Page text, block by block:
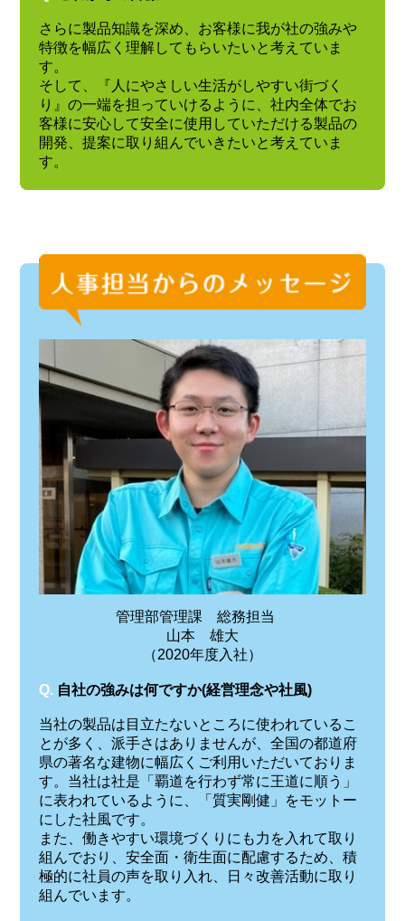
さらに製品知識を深め、お客様に我が社の強みや
特徴を幅広く理解してもらいたいと考えていま
す。
そして、『人にやさしい生活がしやすい街づく
り』の一端を担っていけるように、社内全体でお
客様に安心して安全に使用していただける製品の
開発、提案に取り組んでいきたいと考えていま
す。
管理部管理課 総務担当
山本 雄大
（2020年度入社）
Q. 自社の強みは何ですか(経営理念や社風)
当社の製品は目立たないところに使われているこ
とが多く、派手さはありませんが、全国の都道府
県の著名な建物に幅広くご利用いただいておりま
す。当社は社是「覇道を行わず常に王道に順う」
に表われているように、「質実剛健」をモットー
にした社風です。
また、働きやすい環境づくりにも力を入れて取り
組んでおり、安全面・衛生面に配慮するため、積
極的に社員の声を取り入れ、日々改善活動に取り
組んでいます。